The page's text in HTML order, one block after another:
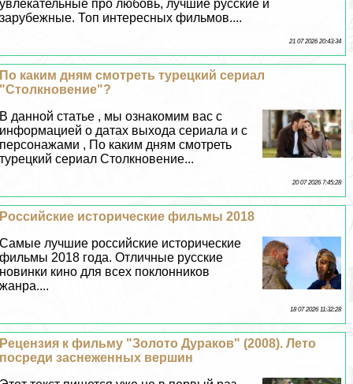
увлекательные про любовь, лучшие русские и
зарубежные. Топ интересных фильмов....
21 07 2026 20:43:34
По каким дням смотреть турецкий сериал
"Столкновение"?
В данной статье , мы ознакомим вас с
информацией о датах выхода сериала и с
персонажами , По каким дням смотреть
турецкий сериал Столкновение...
20 07 2026 7:45:28
Российские исторические фильмы 2018
Самые лучшие российские исторические
фильмы 2018 года. Отличные русские
новинки кино для всех поклонников
жанра....
18 07 2026 11:32:28
Рецензия к фильму "Золото Дypaков" (2008). Лето
посреди заснеженных вершин